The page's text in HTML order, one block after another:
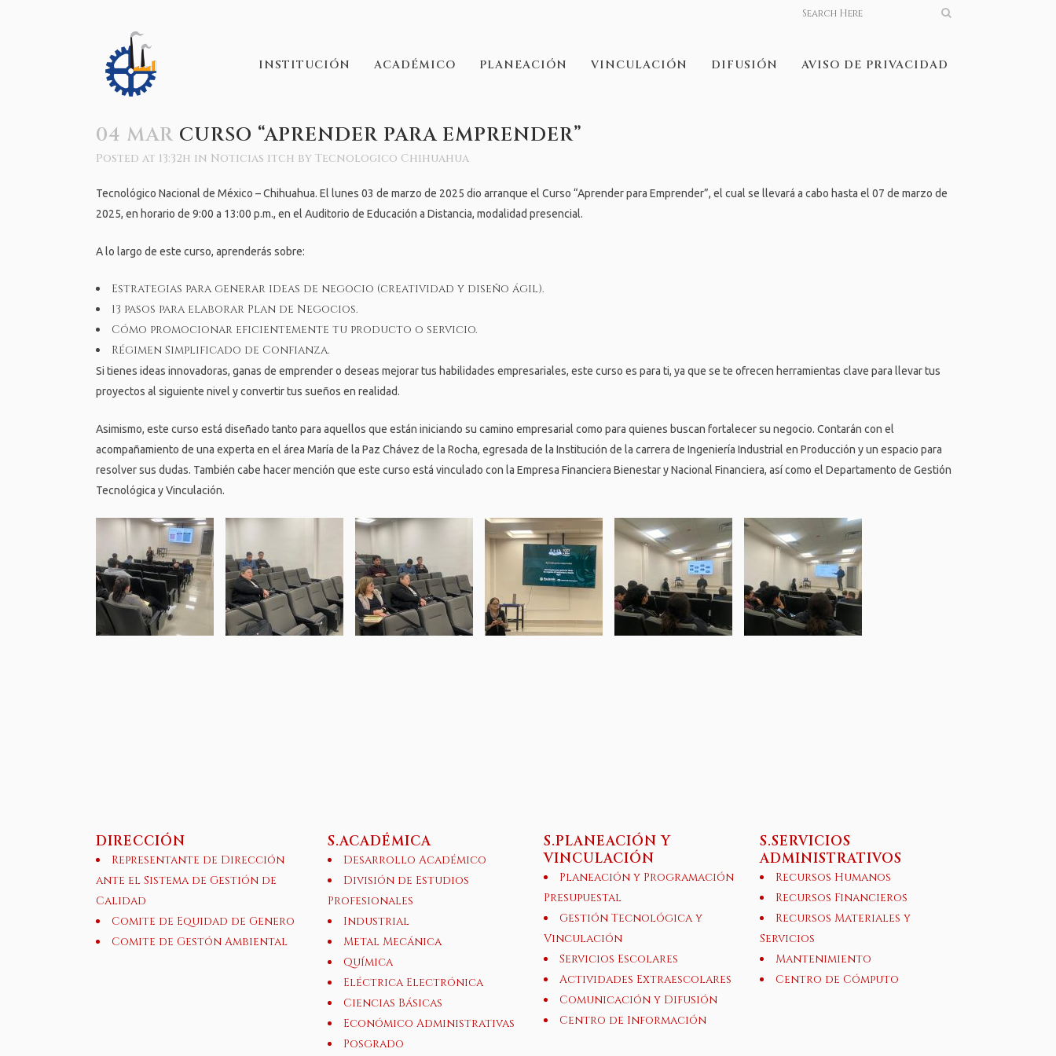
INSTITUCIÓN ACADÉMICO PLANEACIÓN VINCULACIÓN DIFUSIÓN AVISO DE PRIVACIDAD
04 MAR CURSO “APRENDER PARA EMPRENDER”
Posted at 13:32h in Noticias itch by Tecnologico Chihuahua
Tecnológico Nacional de México – Chihuahua. El lunes 03 de marzo de 2025 dio arranque el Curso “Aprender para Emprender”, el cual se llevará a cabo hasta el 07 de marzo de
2025, en horario de 9:00 a 13:00 p.m., en el Auditorio de Educación a Distancia, modalidad presencial.
A lo largo de este curso, aprenderás sobre:
Estrategias para generar ideas de negocio (creatividad y diseño ágil).
13 pasos para elaborar Plan de Negocios.
Cómo promocionar eficientemente tu producto o servicio.
Régimen Simplificado de Confianza.
Si tienes ideas innovadoras, ganas de emprender o deseas mejorar tus habilidades empresariales, este curso es para ti, ya que se te ofrecen herramientas clave para llevar tus
proyectos al siguiente nivel y convertir tus sueños en realidad.
Asimismo, este curso está diseñado tanto para aquellos que están iniciando su camino empresarial como para quienes buscan fortalecer su negocio. Contarán con el
acompañamiento de una experta en el área María de la Paz Chávez de la Rocha, egresada de la Institución de la carrera de Ingeniería Industrial en Producción y un espacio para
resolver sus dudas. También cabe hacer mención que este curso está vinculado con la Empresa Financiera Bienestar y Nacional Financiera, así como el Departamento de Gestión
Tecnológica y Vinculación.
DIRECCIÓN
Representante de Dirección
ante el Sistema de Gestión de
Calidad
Comite de Equidad de Genero
Comite de Gestón Ambiental
S.ACADÉMICA
Desarrollo Académico
División de Estudios
Profesionales
Industrial
Metal Mecánica
Química
Eléctrica Electrónica
Ciencias Básicas
Económico Administrativas
Posgrado
S.PLANEACIÓN Y
VINCULACIÓN
Planeación y Programación
Presupuestal
Gestión Tecnológica y
Vinculación
Servicios Escolares
Actividades Extraescolares
Comunicación y Difusión
Centro de Información
S.SERVICIOS
ADMINISTRATIVOS
Recursos Humanos
Recursos Financieros
Recursos Materiales y
Servicios
Mantenimiento
Centro de Cómputo